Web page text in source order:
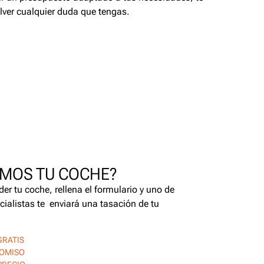
cualquier duda que tengas.
TU COCHE?
tu coche, rellena el formulario y uno de
te enviará una tasación de tu